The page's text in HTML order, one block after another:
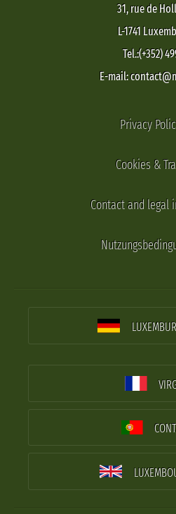
31, rue de
L-1741
Tel.:(+352)
E-mail:
Privacy
Cookies &
Contact and legal